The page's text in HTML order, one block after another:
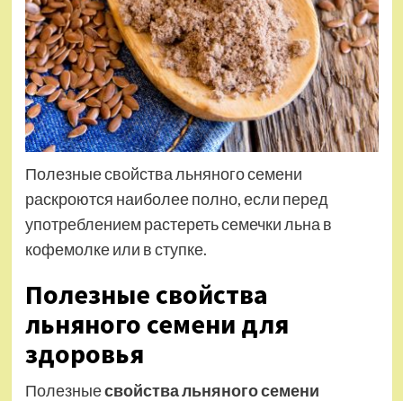
Полезные свойства льняного семени
раскроются наиболее полно, если перед
употреблением растереть семечки льна в
кофемолке или в ступке.
Полезные свойства
льняного семени для
здоровья
Полезныесвойства льняного семени